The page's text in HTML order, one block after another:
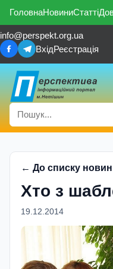
ГоловнаНовиниСтатті
info@perspekt.org.ua
ВхідРеєстрація
← До списку новин
Хто з
19.12.2014